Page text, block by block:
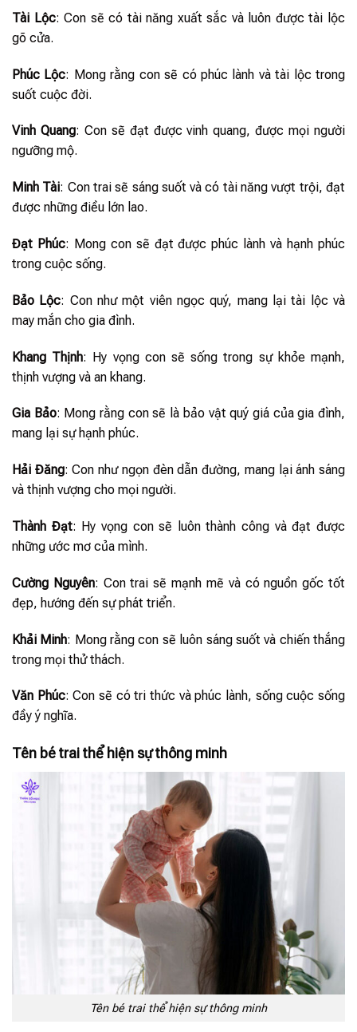
Tài Lộc: Con sẽ có tài năng xuất sắc và luôn được tài lộc
gõ cửa.
Phúc Lộc: Mong rằng con sẽ có phúc lành và tài lộc trong
suốt cuộc đời.
Vinh Quang: Con sẽ đạt được vinh quang, được mọi người
ngưỡng mộ.
Minh Tài: Con trai sẽ sáng suốt và có tài năng vượt trội, đạt
được những điều lớn lao.
Đạt Phúc: Mong con sẽ đạt được phúc lành và hạnh phúc
trong cuộc sống.
Bảo Lộc: Con như một viên ngọc quý, mang lại tài lộc và
may mắn cho gia đình.
Khang Thịnh: Hy vọng con sẽ sống trong sự khỏe mạnh,
thịnh vượng và an khang.
Gia Bảo: Mong rằng con sẽ là bảo vật quý giá của gia đình,
mang lại sự hạnh phúc.
Hải Đăng: Con như ngọn đèn dẫn đường, mang lại ánh sáng
và thịnh vượng cho mọi người.
Thành Đạt: Hy vọng con sẽ luôn thành công và đạt được
những ước mơ của mình.
Cường Nguyên: Con trai sẽ mạnh mẽ và có nguồn gốc tốt
đẹp, hướng đến sự phát triển.
Khải Minh: Mong rằng con sẽ luôn sáng suốt và chiến thắng
trong mọi thử thách.
Văn Phúc: Con sẽ có tri thức và phúc lành, sống cuộc sống
đầy ý nghĩa.
Tên bé trai thể hiện sự thông minh
Tên bé trai thể hiện sự thông minh